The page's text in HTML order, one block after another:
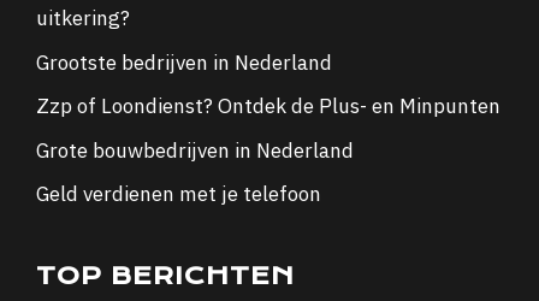
uitkering?
Grootste bedrijven in Nederland
Zzp of Loondienst? Ontdek de Plus- en Minpunten
Grote bouwbedrijven in Nederland
Geld verdienen met je telefoon
TOP BERICHTEN